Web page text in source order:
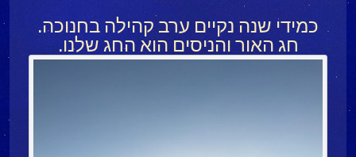
כמידי שנה נקיים ערב קהילה בחנוכה.
חג האור והניסים הוא החג שלנו.